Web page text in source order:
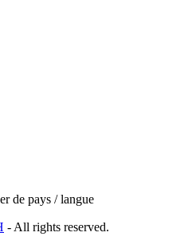
de pays / langue
- All rights reserved.